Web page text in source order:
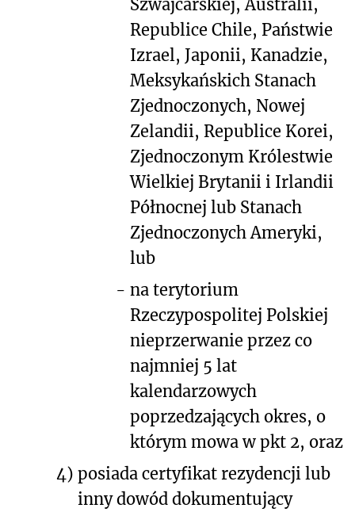
Szwajcarskiej, Australii,
Republice Chile, Państwie
Izrael, Japonii, Kanadzie,
Meksykańskich Stanach
Zjednoczonych, Nowej
Zelandii, Republice Korei,
Zjednoczonym Królestwie
Wielkiej Brytanii i Irlandii
Północnej lub Stanach
Zjednoczonych Ameryki,
lub
- na terytorium
Rzeczypospolitej Polskiej
nieprzerwanie przez co
najmniej 5 lat
kalendarzowych
poprzedzających okres, o
którym mowa w pkt 2, oraz
4) posiada certyfikat rezydencji lub
inny dowód dokumentujący